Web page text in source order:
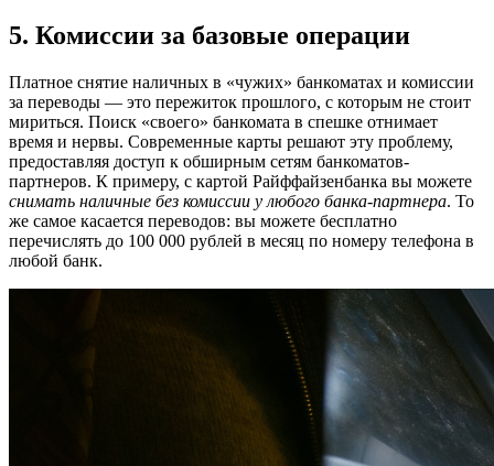
5. Комиссии за базовые операции
Платное снятие наличных в «чужих» банкоматах и комиссии
за переводы — это пережиток прошлого, с которым не стоит
мириться. Поиск «своего» банкомата в спешке отнимает
время и нервы. Современные карты решают эту проблему,
предоставляя доступ к обширным сетям банкоматов-
партнеров. К примеру, с картой Райффайзенбанка вы можете
снимать наличные без комиссии у любого банка-партнера. То
же самое касается переводов: вы можете бесплатно
перечислять до 100 000 рублей в месяц по номеру телефона в
любой банк.